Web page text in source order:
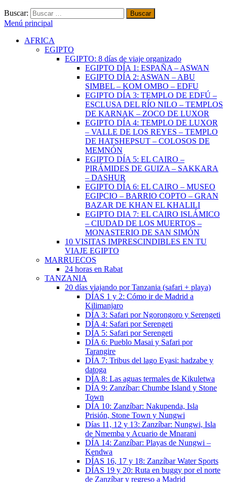
Buscar:
Menú principal
AFRICA
EGIPTO
EGIPTO: 8 días de viaje organizado
EGIPTO DÍA 1: ESPAÑA – ASWAN
EGIPTO DÍA 2: ASWAN – ABU
SIMBEL – KOM OMBO – EDFU
EGIPTO DÍA 3: TEMPLO DE EDFÚ –
ESCLUSA DEL RÍO NILO – TEMPLOS
DE KARNAK – ZOCO DE LUXOR
EGIPTO DÍA 4: TEMPLO DE LUXOR
– VALLE DE LOS REYES – TEMPLO
DE HATSHEPSUT – COLOSOS DE
MEMNÓN
EGIPTO DÍA 5: EL CAIRO –
PIRÁMIDES DE GUIZA – SAKKARA
– DASHUR
EGIPTO DÍA 6: EL CAIRO – MUSEO
EGIPCIO – BARRIO COPTO – GRAN
BAZAR DE KHAN EL KHALILI
EGIPTO DIA 7: EL CAIRO ISLÁMICO
– CIUDAD DE LOS MUERTOS –
MONASTERIO DE SAN SIMÓN
10 VISITAS IMPRESCINDIBLES EN TU
VIAJE EGIPTO
MARRUECOS
24 horas en Rabat
TANZANIA
20 días viajando por Tanzania (safari + playa)
DÍAS 1 y 2: Cómo ir de Madrid a
Kilimanjaro
DÍA 3: Safari por Ngorongoro y Serengeti
DÍA 4: Safari por Serengeti
DÍA 5: Safari por Serengeti
DÍA 6: Pueblo Masai y Safari por
Tarangire
DÍA 7: Tribus del lago Eyasi: hadzabe y
datoga
DÍA 8: Las aguas termales de Kikuletwa
DÍA 9: Zanzíbar: Chumbe Island y Stone
Town
DÍA 10: Zanzíbar: Nakupenda, Isla
Prisión, Stone Town y Nungwi
Días 11, 12 y 13: Zanzíbar: Nungwi, Isla
de Nmemba y Acuario de Mnarani
DÍA 14: Zanzíbar: Playas de Nungwi –
Kendwa
DÍAS 16, 17 y 18: Zanzíbar Water Sports
DÍAS 19 y 20: Ruta en buggy por el norte
de Zanzíbar y regreso a Madrid